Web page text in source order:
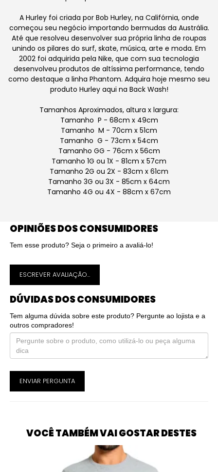
A Hurley foi criada por Bob Hurley, na Califórnia, onde
começou seu negócio importando bermudas da Austrália.
Até que resolveu desenvolver sua própria linha de roupas
unindo os pilares do surf, skate, música, arte e moda. Em
2002 foi adquirida pela Nike, que com sua tecnologia
desenvolveu produtos de altíssima performance, tendo
como destaque a linha Phantom. Adquira hoje mesmo seu
produto Hurley aqui na Back Wash!
Tamanhos Aproximados, altura x largura:
Tamanho P - 68cm x 49cm
Tamanho M - 70cm x 51cm
Tamanho G - 73cm x 54cm
Tamanho GG - 76cm x 56cm
Tamanho 1G ou 1X - 81cm x 57cm
Tamanho 2G ou 2X - 83cm x 61cm
Tamanho 3G ou 3X - 85cm x 64cm
Tamanho 4G ou 4X - 88cm x 67cm
OPINIÕES DOS CONSUMIDORES
Tem esse produto? Seja o primeiro a avaliá-lo!
ESCREVER AVALIAÇÃO...
DÚVIDAS DOS CONSUMIDORES
Tem alguma dúvida sobre este produto? Pergunte ao lojista e a
outros compradores!
ENVIAR PERGUNTA
VOCÊ TAMBÉM VAI GOSTAR DESTES